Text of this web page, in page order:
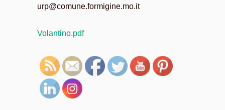
urp@comune.formigine.mo.it
Volantino.pdf